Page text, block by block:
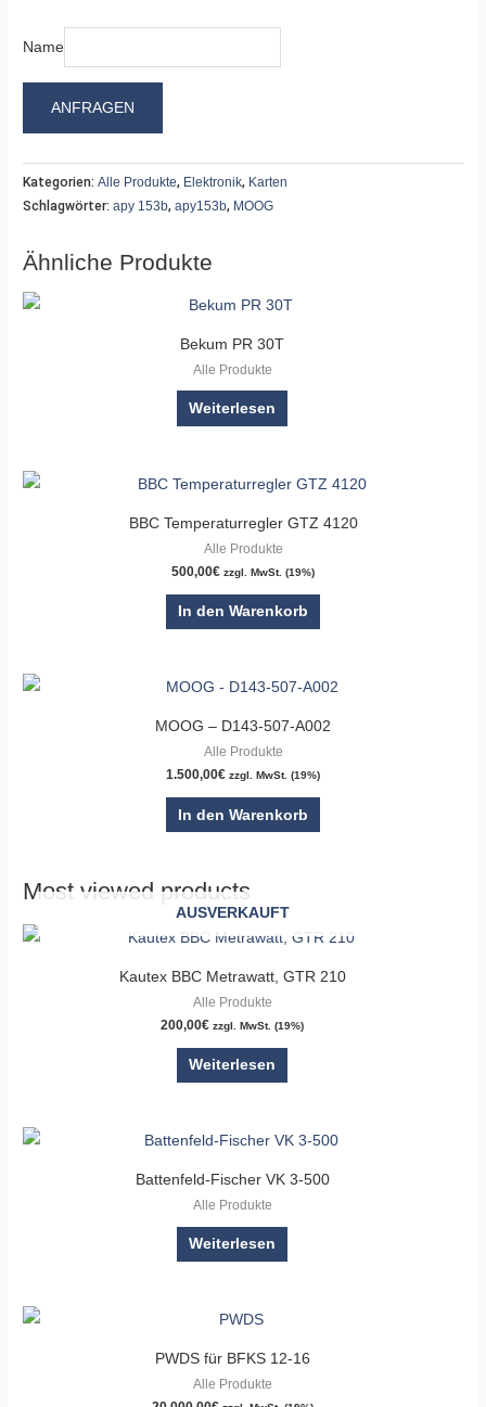
Name
ANFRAGEN
Kategorien:Alle Produkte, Elektronik, Karten
Schlagwörter:apy 153b,apy153b, MOOG
Ähnliche Produkte
Bekum PR 30T
Alle Produkte
Weiterlesen
BBC Temperaturregler GTZ 4120
Alle Produkte
500,00€ zzgl. MwSt. (19%)
In den Warenkorb
MOOG – D143-507-A002
Alle Produkte
1.500,00€ zzgl. MwSt. (19%)
In den Warenkorb
Most viewed products
AUSVERKAUFT
Kautex BBC Metrawatt, GTR 210
Alle Produkte
200,00€ zzgl. MwSt. (19%)
Weiterlesen
Battenfeld-Fischer VK 3-500
Alle Produkte
Weiterlesen
PWDS für BFKS 12-16
Alle Produkte